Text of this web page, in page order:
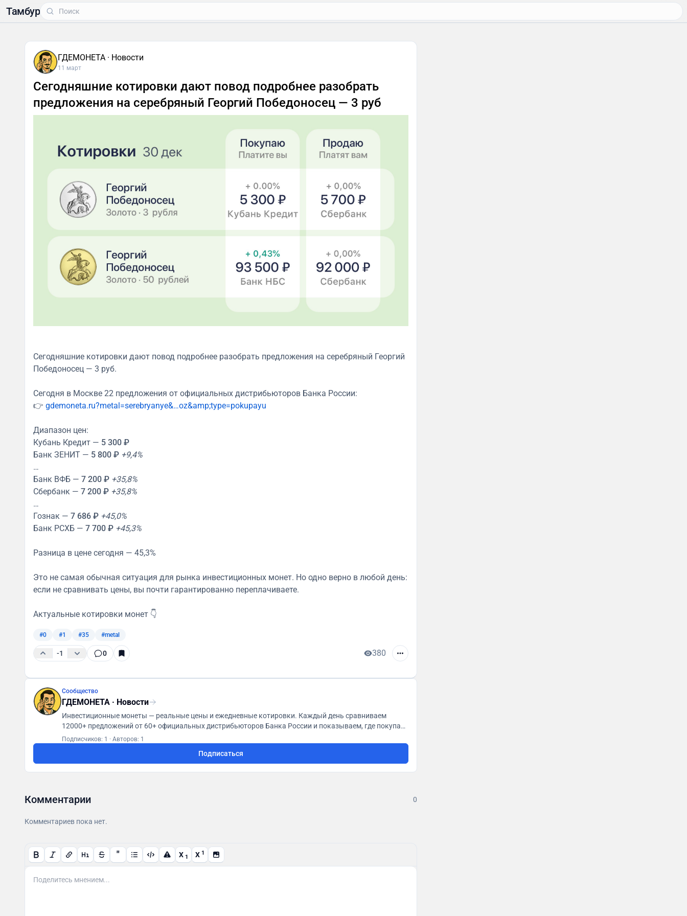
Тамбур
ГДЕМОНЕТА · Новости
11 март
Сегодняшние котировки дают повод подробнее разобрать
предложения на серебряный Георгий Победоносец — 3 руб
Сегодняшние котировки дают повод подробнее разобрать предложения на серебряный Георгий
Победоносец — 3 руб.
Сегодня в Москве 22 предложения от официальных дистрибьюторов Банка России:
👉 gdemoneta.ru?metal=serebryanye&…oz&amp;type=pokupayu
Диапазон цен:
Кубань Кредит — 5 300 ₽
Банк ЗЕНИТ — 5 800 ₽ +9,4%
…
Банк ВФБ — 7 200 ₽ +35,8%
Сбербанк — 7 200 ₽ +35,8%
…
Гознак — 7 686 ₽ +45,0%
Банк РСХБ — 7 700 ₽ +45,3%
Разница в цене сегодня — 45,3%
Это не самая обычная ситуация для рынка инвестиционных монет. Но одно верно в любой день:
если не сравнивать цены, вы почти гарантированно переплачиваете.
Актуальные котировки монет 👇
#0 #1 #35 #metal
-1 0 380
Сообщество
ГДЕМОНЕТА · Новости
Инвестиционные монеты — реальные цены и ежедневные котировки. Каждый день сравниваем
12000+ предложений от 60+ официальных дистрибьюторов Банка России и показываем, где покупать
и продавать выгоднее. Помогаем не переплачивать. Без рекламы и прогнозов.
Подписчиков: 1 · Авторов: 1
Подписаться
Комментарии 0
Комментариев пока нет.
" X 1 X 1